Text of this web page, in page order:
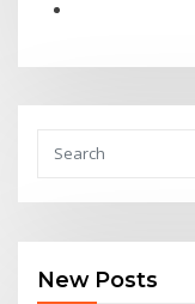
New Posts